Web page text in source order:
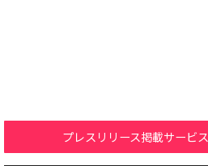
プレスリリース掲載サービス